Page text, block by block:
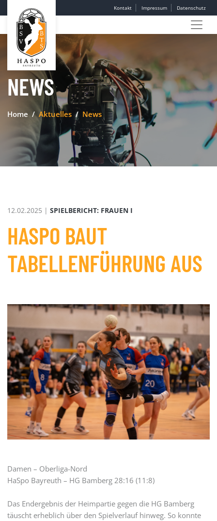
Kontakt Impressum Datenschutz
NEWS
Home Aktuelles News
12.02.2025 | SPIELBERICHT: FRAUEN I
HASPO BAUT
TABELLENFÜHRUNG AUS
Damen – Oberliga-Nord
HaSpo Bayreuth – HG Bamberg 28:16 (11:8)
Das Endergebnis der Heimpartie gegen die HG Bamberg
täuscht erheblich über den Spielverlauf hinweg. So konnte